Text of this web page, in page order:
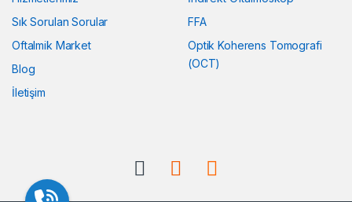
Sık Sorulan Sorular
Oftalmik Market
Blog
İletişim
FFA
Optik Koherens Tomografi
(OCT)